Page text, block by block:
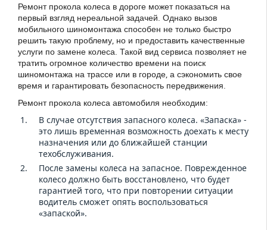
Ремонт прокола колеса в дороге может показаться на
первый взгляд нереальной задачей. Однако вызов
мобильного шиномонтажа способен не только быстро
решить такую проблему, но и предоставить качественные
услуги по замене колеса. Такой вид сервиса позволяет не
тратить огромное количество времени на поиск
шиномонтажа на трассе или в городе, а сэкономить свое
время и гарантировать безопасность передвижения.
Ремонт прокола колеса автомобиля необходим:
В случае отсутствия запасного колеса. «Запаска» -
это лишь временная возможность доехать к месту
назначения или до ближайшей станции
техобслуживания.
После замены колеса на запасное. Поврежденное
колесо должно быть восстановлено, что будет
гарантией того, что при повторении ситуации
водитель сможет опять воспользоваться
«запаской».